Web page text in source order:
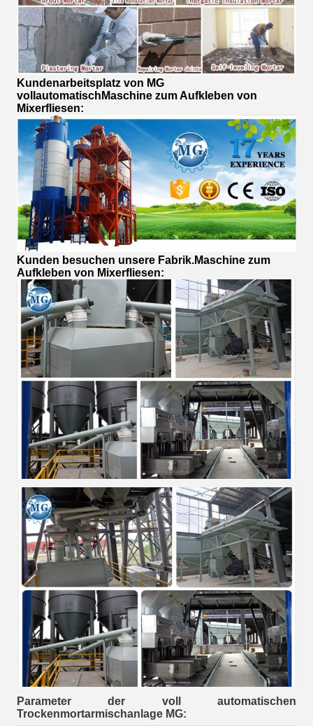
Kundenarbeitsplatz von MG
vollautomatisch Maschine zum Aufkleben von
Mixerfliesen:
Kunden besuchen unsere Fabrik.Maschine zum
Aufkleben von Mixerfliesen:
Parameter der voll automatischen
Trockenmortarmischanlage MG: